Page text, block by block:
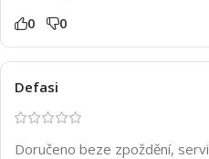
0 0
Defasi
Doručeno beze zpoždění,